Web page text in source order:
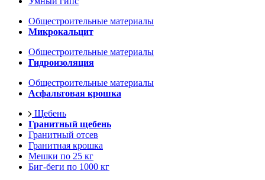
Общестроительные материалы
Микрокальцит
Общестроительные материалы
Гидроизоляция
Общестроительные материалы
Асфальтовая крошка
Щебень
Гранитный щебень
Гранитный отсев
Гранитная крошка
Мешки по 25 кг
Биг-беги по 1000 кг